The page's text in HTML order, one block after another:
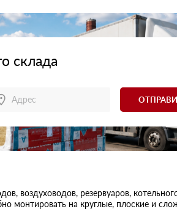
склада
воздуховодов, резервуаров,
монтировать на круглые, плоские и